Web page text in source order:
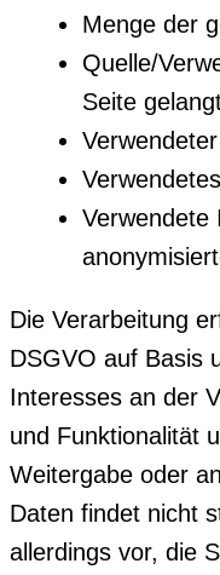
Menge der
Quelle/
Seite
Verwendete
Die Verarbeitung
DSGVO auf Basis
Interesses an der
und Funktionalität
Weitergabe oder
Daten findet nicht
allerdings vor, die